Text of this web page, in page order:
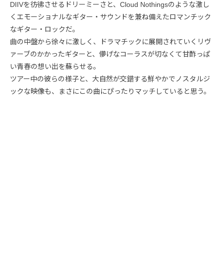
DIIVを彷彿させるドリーミーさと、Cloud Nothingsのような激し
くエモーショナルなギター・サウンドを兼ね備えたロマンチック
なギター・ロックだ。
曲の中盤から徐々に激しく、ドラマチックに展開されていくリヴ
ァーブのかかったギターと、儚げなコーラスが切なくて甘酢っぱ
い青春の想い出を蘇らせる。
ツアー中の彼らの様子と、大自然が交錯する鮮やかでノスタルジ
ックな映像も、まさにこの曲にぴったりマッチしていると思う。